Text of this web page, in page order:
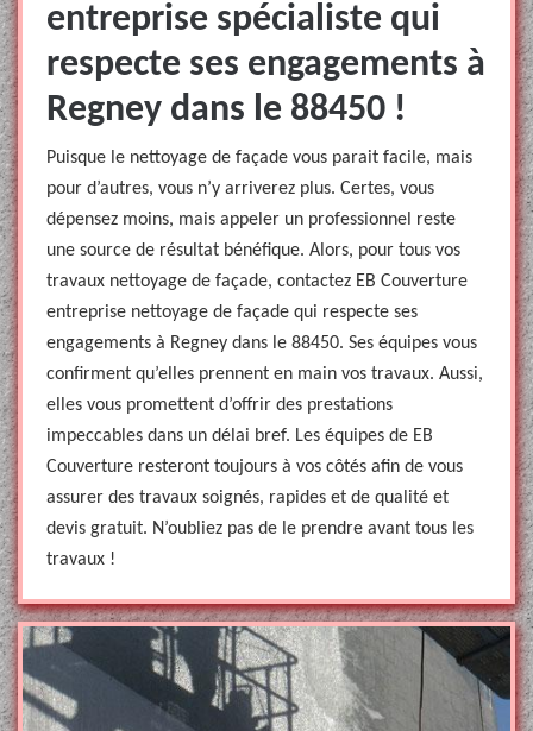
entreprise spécialiste qui
respecte ses engagements à
Regney dans le 88450 !
Puisque le nettoyage de façade vous parait facile, mais
pour d’autres, vous n’y arriverez plus. Certes, vous
dépensez moins, mais appeler un professionnel reste
une source de résultat bénéfique. Alors, pour tous vos
travaux nettoyage de façade, contactez EB Couverture
entreprise nettoyage de façade qui respecte ses
engagements à Regney dans le 88450. Ses équipes vous
confirment qu’elles prennent en main vos travaux. Aussi,
elles vous promettent d’offrir des prestations
impeccables dans un délai bref. Les équipes de EB
Couverture resteront toujours à vos côtés afin de vous
assurer des travaux soignés, rapides et de qualité et
devis gratuit. N’oubliez pas de le prendre avant tous les
travaux !